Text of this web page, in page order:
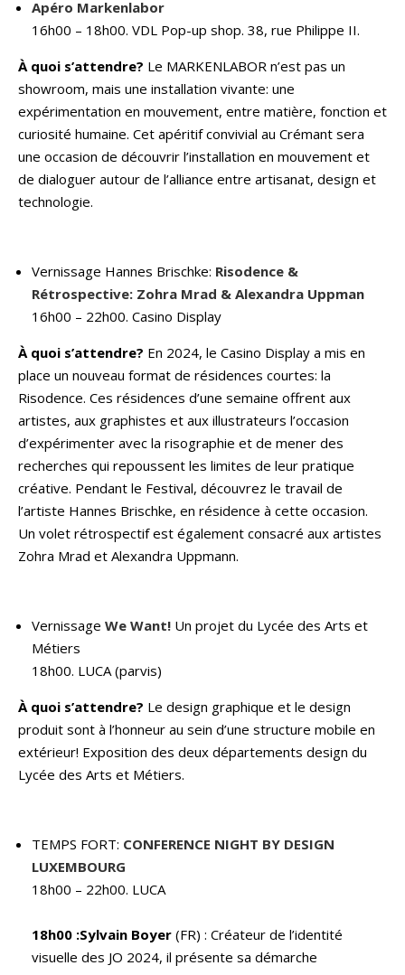
Apéro Markenlabor
16h00 – 18h00. VDL Pop-up shop. 38, rue Philippe II.
À quoi s’attendre? Le MARKENLABOR n’est pas un
showroom, mais une installation vivante: une
expérimentation en mouvement, entre matière, fonction et
curiosité humaine. Cet apéritif convivial au Crémant sera
une occasion de découvrir l’installation en mouvement et
de dialoguer autour de l’alliance entre artisanat, design et
technologie.
Vernissage Hannes Brischke: Risodence &
Rétrospective: Zohra Mrad & Alexandra Uppman
16h00 – 22h00. Casino Display
À quoi s’attendre? En 2024, le Casino Display a mis en
place un nouveau format de résidences courtes: la
Risodence. Ces résidences d’une semaine offrent aux
artistes, aux graphistes et aux illustrateurs l’occasion
d’expérimenter avec la risographie et de mener des
recherches qui repoussent les limites de leur pratique
créative. Pendant le Festival, découvrez le travail de
l’artiste Hannes Brischke, en résidence à cette occasion.
Un volet rétrospectif est également consacré aux artistes
Zohra Mrad et Alexandra Uppmann.
Vernissage We Want! Un projet du Lycée des Arts et
Métiers
18h00. LUCA (parvis)
À quoi s’attendre? Le design graphique et le design
produit sont à l’honneur au sein d’une structure mobile en
extérieur! Exposition des deux départements design du
Lycée des Arts et Métiers.
TEMPS FORT: CONFERENCE NIGHT BY DESIGN
LUXEMBOURG
18h00 – 22h00. LUCA
18h00 :Sylvain Boyer (FR) : Créateur de l’identité
visuelle des JO 2024, il présente sa démarche